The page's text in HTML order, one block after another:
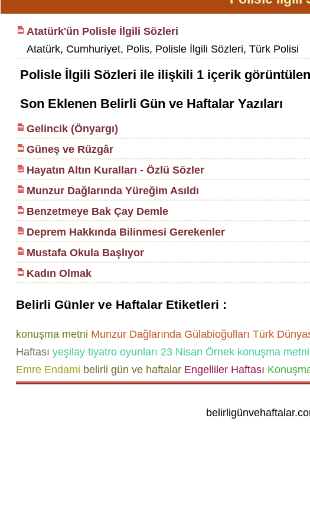
Atatürk'ün Polisle İlgili Sözleri
Atatürk, Cumhuriyet, Polis, Polisle İlgili Sözleri, Türk Polisi
Polisle İlgili Sözleri ile ilişkili 1içerik
Son Eklenen Belirli Gün ve Haftalar Yazıları
Gelincik (Önyargı)
Güneş ve Rüzgâr
Hayatın Altın Kuralları - Özlü Sözler
Munzur Dağlarında Yüreğim Asıldı
Benzetmeye Bak Çay Demle
Deprem Hakkında Bilinmesi Gerekenler
Mustafa Okula Başlıyor
Kadın Olmak
Belirli Günler ve Haftalar Etiketleri :
konuşma metni Munzur Dağlarında Gülabioğulları Türk
Haftası yeşilay tiyatro oyunları 23 Nisan Örnek konuşma metni
Emre Endami belirli gün ve haftalarEngelliler Haftası